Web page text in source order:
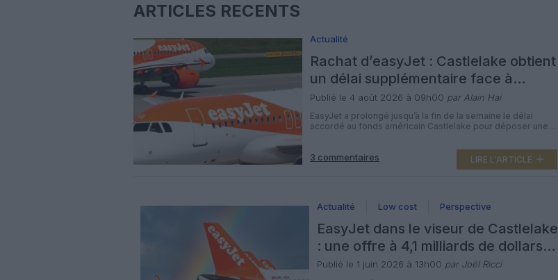
ARTICLES RÉCENTS
Actualité
Rachat d’easyJet : Castlelake obtient
un délai supplémentaire face à
Apollo
Publié le 4 août 2026 à 09h00 par Alain Hai
EasyJet a prolongé jusqu’à la fin de la semaine le délai
accordé au fonds américain Castlelake pour déposer une
celle fixée à l’autre prétendant, Apollo. La low cost
britannique, deuxième compagnie à bas coûts en Europe
derrière Ryanair, fait l’objet d’un intérêt soutenu de deux
3 commentaires LIRE L'ARTICLE
Actualité Low cost Perspective
EasyJet dans le viseur de Castlelake
: une offre à 4,1 milliards de dollars
jugée « opportuniste »
Publié le 1 juin 2026 à 13h00 par Joël Ricci